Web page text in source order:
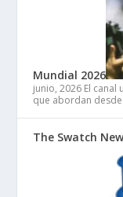
Mundial 2026
junio, 2026 El canal
que abordan
The Swatch